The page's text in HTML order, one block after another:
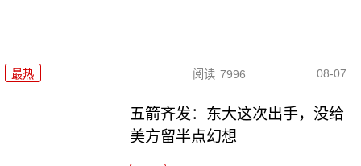
最热 阅读 7996 08-07
五箭齐发：东大这次出手，没给
美方留半点幻想